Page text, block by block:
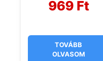
969 Ft
TOVÁBB
OLVASOM